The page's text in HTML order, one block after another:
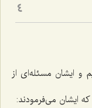
4
ایشان مسئله‌ای از
ایشان می‌فرمودند: